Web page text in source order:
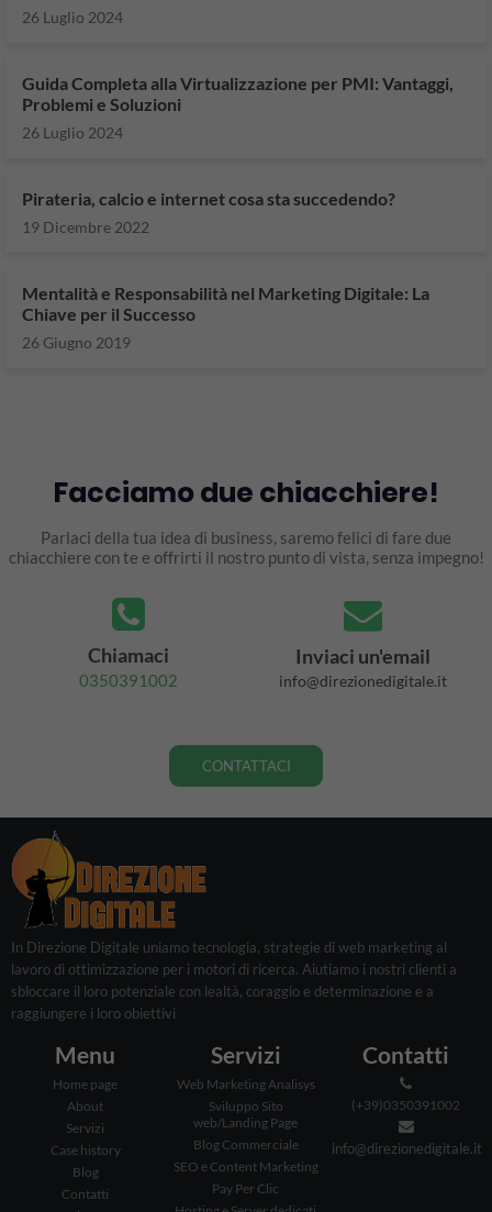
26 Luglio 2024
Guida Completa alla Virtualizzazione per PMI: Vantaggi,
Problemi e Soluzioni
26 Luglio 2024
Pirateria, calcio e internet cosa sta succedendo?
19 Dicembre 2022
Mentalità e Responsabilità nel Marketing Digitale: La
Chiave per il Successo
26 Giugno 2019
Facciamo due chiacchiere!
Parlaci della tua idea di business, saremo felici di fare due
chiacchiere con te e offrirti il nostro punto di vista, senza impegno!
Chiamaci
0350391002
Inviaci un'email
info@direzionedigitale.it
CONTATTACI
In Direzione Digitale uniamo tecnologia, strategie di web marketing al
lavoro di ottimizzazione per i motori di ricerca. Aiutiamo i nostri clienti a
sbloccare il loro potenziale con lealtà, coraggio e determinazione e a
raggiungere i loro obiettivi
Menu
Home page
About
Servizi
Case history
Blog
Contatti
Servizi
Web Marketing Analisys
Sviluppo Sito
web/Landing Page
Blog Commerciale
SEO e Content Marketing
Pay Per Clic
Contatti
(+39)0350391002
info@direzionedigitale.it